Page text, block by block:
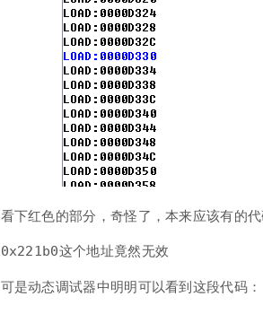
看下红色的部分，奇怪了，本来应该有的
0x221b0这个地址竟然无效
可是动态调试器中明明可以看到这段代码：